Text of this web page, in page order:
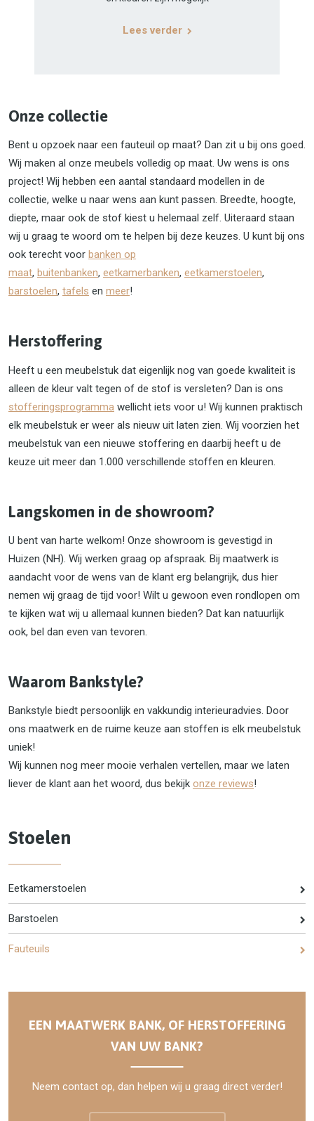
Lees verder
Onze collectie
Bent u opzoek naar een fauteuil op maat? Dan zit u bij ons goed.
Wij maken al onze meubels volledig op maat. Uw wens is ons
project! Wij hebben een aantal standaard modellen in de
collectie, welke u naar wens aan kunt passen. Breedte, hoogte,
diepte, maar ook de stof kiest u helemaal zelf. Uiteraard staan
wij u graag te woord om te helpen bij deze keuzes. U kunt bij ons
ook terecht voor banken op
maat, buitenbanken, eetkamerbanken, eetkamerstoelen,
barstoelen, tafels en meer!
Herstoffering
Heeft u een meubelstuk dat eigenlijk nog van goede kwaliteit is
alleen de kleur valt tegen of de stof is versleten? Dan is ons
stofferingsprogramma wellicht iets voor u! Wij kunnen praktisch
elk meubelstuk er weer als nieuw uit laten zien. Wij voorzien het
meubelstuk van een nieuwe stoffering en daarbij heeft u de
keuze uit meer dan 1.000 verschillende stoffen en kleuren.
Langskomen in de showroom?
U bent van harte welkom! Onze showroom is gevestigd in
Huizen (NH). Wij werken graag op afspraak. Bij maatwerk is
aandacht voor de wens van de klant erg belangrijk, dus hier
nemen wij graag de tijd voor! Wilt u gewoon even rondlopen om
te kijken wat wij u allemaal kunnen bieden? Dat kan natuurlijk
ook, bel dan even van tevoren.
Waarom Bankstyle?
Bankstyle biedt persoonlijk en vakkundig interieuradvies. Door
ons maatwerk en de ruime keuze aan stoffen is elk meubelstuk
uniek!
Wij kunnen nog meer mooie verhalen vertellen, maar we laten
liever de klant aan het woord, dus bekijk onze reviews!
Stoelen
Eetkamerstoelen
Barstoelen
Fauteuils
EEN MAATWERK BANK, OF HERSTOFFERING
VAN UW BANK?
Neem contact op, dan helpen wij u graag direct verder!